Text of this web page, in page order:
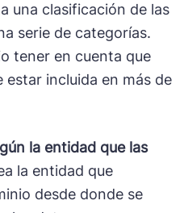
una clasificación de las
serie de categorías.
tener en cuenta que
estar incluida en más de
la entidad que las
la entidad que
desde donde se